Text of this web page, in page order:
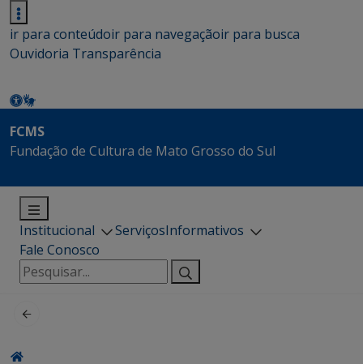
ir para conteúdoir para navegaçãoir para busca
Ouvidoria Transparência
FCMS
Fundação de Cultura de Mato Grosso do Sul
Institucional ServiçosInformativos
Fale Conosco
Pesquisar
por: